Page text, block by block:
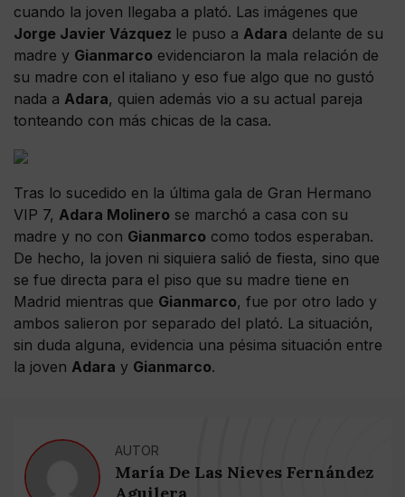
cuando la joven llegaba a plató. Las imágenes que
Jorge Javier Vázquez le puso a Adara delante de su
madre y Gianmarco evidenciaron la mala relación de
su madre con el italiano y eso fue algo que no gustó
nada a Adara, quien además vio a su actual pareja
tonteando con más chicas de la casa.
Tras lo sucedido en la última gala de Gran Hermano
VIP 7, Adara Molinero se marchó a casa con su
madre y no con Gianmarco como todos esperaban.
De hecho, la joven ni siquiera salió de fiesta, sino que
se fue directa para el piso que su madre tiene en
Madrid mientras que Gianmarco, fue por otro lado y
ambos salieron por separado del plató. La situación,
sin duda alguna, evidencia una pésima situación entre
la joven Adara y Gianmarco.
AUTOR
María De Las Nieves Fernández
Aguilera